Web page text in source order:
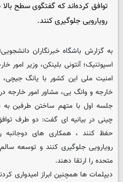
توافق کرده‌اند که گفتگوی سطح
رویارویی جلوگیری کنند.
به گزارش باشگاه خبرنگاران
اسپوتنیک؛ آنتونی بلینکن، وزیر امور
امنیت ملی این کشور با یانگ
خارجه و وانگ یی، مشاور امور خارجه
جلسه اول با متهم ساختن طرفین
چینی در بیانیه ای گفت: دو طرف
حفظ کنند ، همکاری های دوجانبه
رویارویی جلوگیری کنند و توسعه
متحده را ارتقا دهند.
دیپلمات ها همچنین ابراز امیدواری